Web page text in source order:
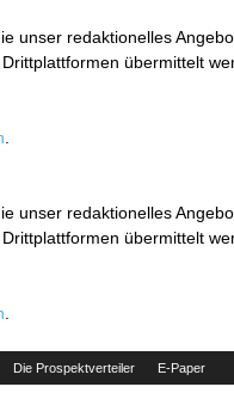
unser redaktionelles
übermittelt
unser redaktionelles
übermittelt
Die Prospektverteiler E-Paper